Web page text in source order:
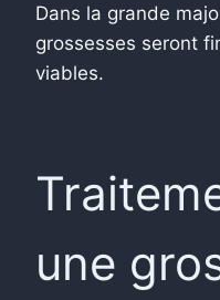
Dans la grande
grossesses seront
viables.
une